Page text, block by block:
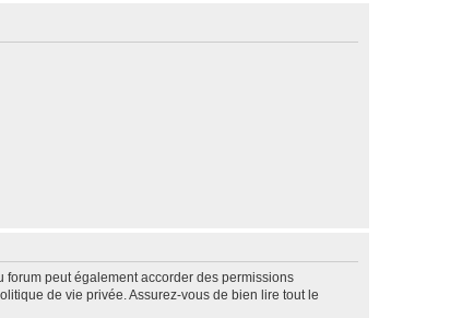
forum peut également accorder des permissions
de vie privée. Assurez-vous de bien lire tout le